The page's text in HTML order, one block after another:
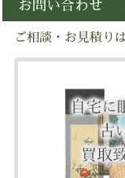
お問い合わせ
ご相談・お見積り